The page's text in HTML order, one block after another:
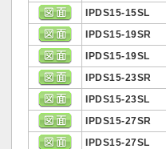
IPDS15-15SL
IPDS15-19SR
IPDS15-19SL
IPDS15-23SR
IPDS15-23SL
IPDS15-27SR
IPDS15-27SL